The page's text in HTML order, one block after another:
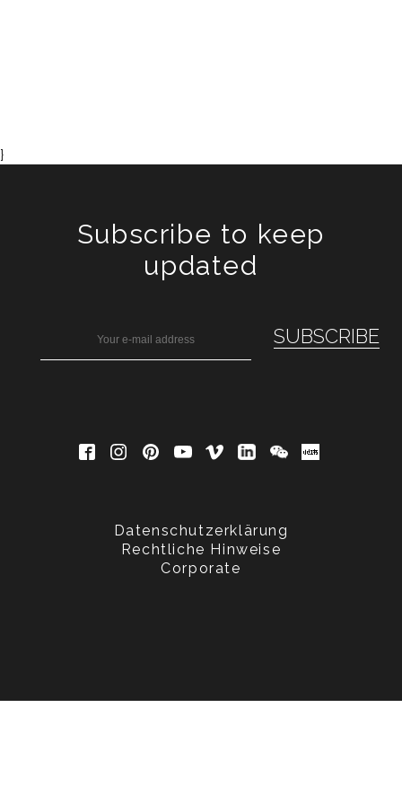
}
Subscribe to keep
updated
Datenschutzerklärung
Rechtliche Hinweise
Corporate